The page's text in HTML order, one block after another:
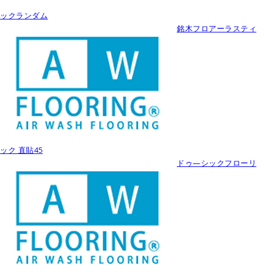
ックランダム
銘木フロアーラスティ
ック 直貼45
ドゥ―シックフローリ